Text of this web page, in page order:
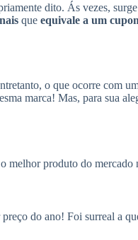
dito. Ás vezes,
que equivale a um
o que ocorre com
marca! Mas, para sua
melhor produto do mercado
do ano! Foi surreal a